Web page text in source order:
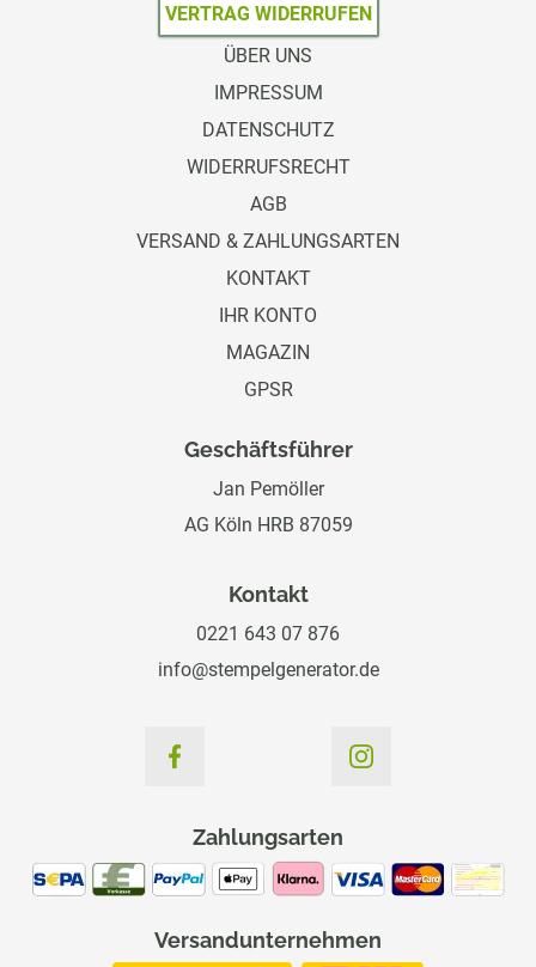
VERTRAG WIDERRUFEN
ÜBER UNS
IMPRESSUM
DATENSCHUTZ
WIDERRUFSRECHT
AGB
VERSAND & ZAHLUNGSARTEN
KONTAKT
IHR KONTO
MAGAZIN
GPSR
Geschäftsführer
Jan Pemöller
AG Köln HRB 87059
Kontakt
0221 643 07 876
info@stempelgenerator.de
Zahlungsarten
Versandunternehmen